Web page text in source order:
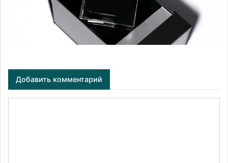
Добавить комментарий